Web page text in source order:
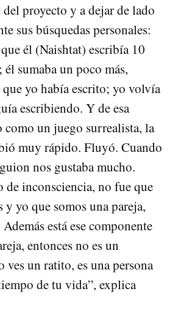
del proyecto y a dejar de lado
sus búsquedas personales:
él (Naishtat) escribía 10
sumaba un poco más,
yo había escrito; yo volvía
escribiendo. Y de esa
como un juego surrealista, la
muy rápido. Fluyó. Cuando
nos gustaba mucho.
de inconsciencia, no fue que
y yo que somos una pareja,
está ese componente
entonces no es un
ves un ratito, es una persona
de tu vida”, explica